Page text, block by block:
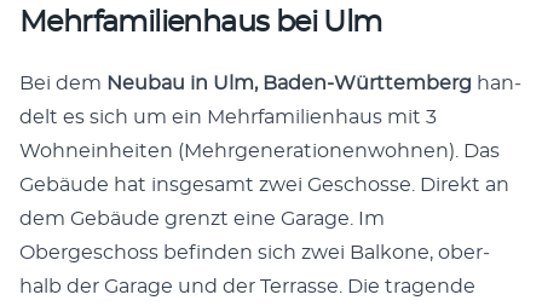
Mehrfamilienhaus bei Ulm
Bei dem Neubau in Ulm, Baden-Würt­tem­berg han­
delt es sich um ein Mehrfam­i­lien­haus mit 3
Wohnein­heit­en (Mehrgen­er­a­tio­nen­wohnen). Das
Gebäude hat ins­ge­samt zwei Geschosse. Direkt an
dem Gebäude gren­zt eine Garage. Im
Obergeschoss befind­en sich zwei Balkone, ober­
halb der Garage und der Ter­rasse. Die tra­gende